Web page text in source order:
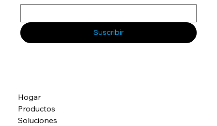
Suscribir
Hogar
Productos
Soluciones